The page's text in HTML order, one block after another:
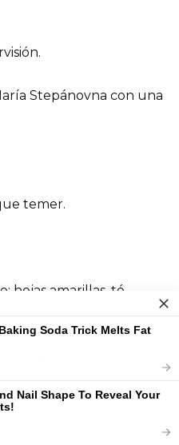
Stepánovna con una
temer.
hojas amarillas, té
lo habitual y encontró
sorprendido.